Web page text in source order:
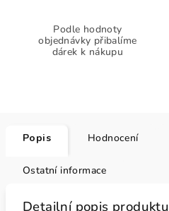
Podle hodnoty
objednávky přibalíme
dárek k nákupu
Popis Hodnocení
Ostatní informace
Detailní popis produktu